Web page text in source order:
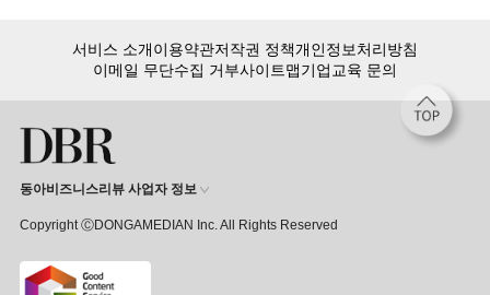
15,000여 건의 DBR 콘텐츠를
서비스 소개이용약관저작권 정책개인정보처리방침
이메일 무단수집 거부사이트맵기업교육 문의
동아비즈니스리뷰 사업자 정보
Copyright ⒸDONGAMEDIAN Inc. All Rights Reserved